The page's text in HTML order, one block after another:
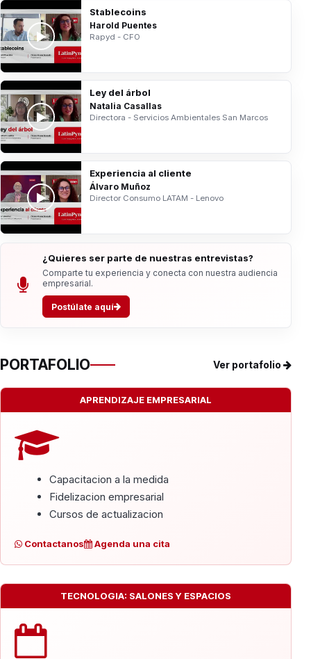
Stablecoins
Harold Puentes
Rapyd - CFO
Ley del árbol
Natalia Casallas
Directora - Servicios Ambientales San Marcos
Experiencia al cliente
Álvaro Muñoz
Director Consumo LATAM - Lenovo
¿Quieres ser parte de nuestras entrevistas?
Comparte tu experiencia y conecta con nuestra audiencia
empresarial.
Postúlate aquí
PORTAFOLIO Ver portafolio
APRENDIZAJE EMPRESARIAL
Capacitacion a la medida
Fidelizacion empresarial
Cursos de actualizacion
Contactanos Agenda una cita
TECNOLOGIA: SALONES Y ESPACIOS